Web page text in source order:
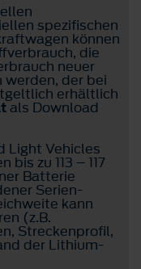
spezifischen
können
die
neuer
der bei
erhältlich
als Download
Light Vehicles
zu 113 – 117
Batterie
Serien-
kann
(z.B.
Streckenprofil,
der Lithium-